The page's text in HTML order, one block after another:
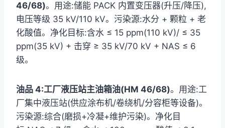
46/68)。用途:储能 PACK 内置变压器(升压/降压),
电压等级 35 kV/110 kV。污染源:水分 + 颗粒 + 老
化酸值。净化目标:含水 ≤ 15 ppm(110 kV)/ ≤ 35
ppm(35 kV) + 击穿 ≥ 35 kV/70 kV + NAS ≤ 6
级。
油品 4:工厂液压站主油箱油(HM 46/68)。用途:工
厂集中液压站(供应涂布机/卷绕机/分容柜等设备)。
污染源:综合(磨损+冷凝+维护污染)。净化目